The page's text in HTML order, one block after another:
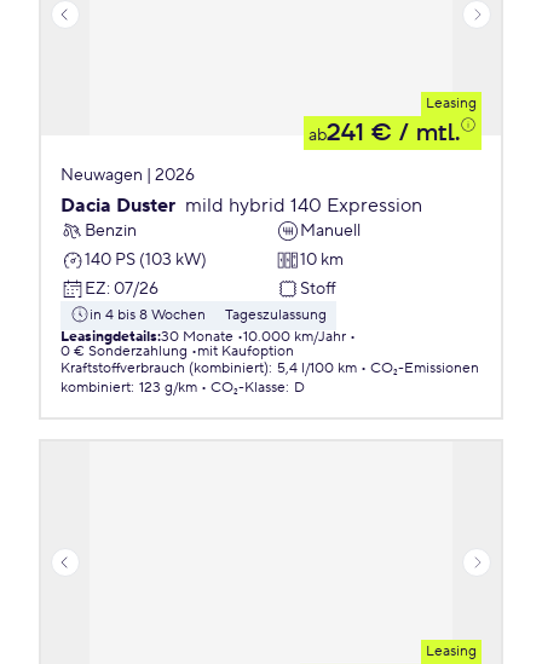
Leasing
ab241 € / mtl.
Neuwagen | 2026
Dacia Duster mild hybrid 140 Expression
Benzin
Manuell
140 PS (103 kW)
10 km
EZ: 07/26 Stoff
in 4 bis 8 Wochen
Tageszulassung
Leasingdetails:30 Monate 10.000 km/Jahr
0 € Sonderzahlung
mit Kaufoption
Kraftstoffverbrauch (kombiniert): 5,4 l/100 km
CO₂-Emissionen
kombiniert: 123 g/km CO₂-Klasse: D
Leasing